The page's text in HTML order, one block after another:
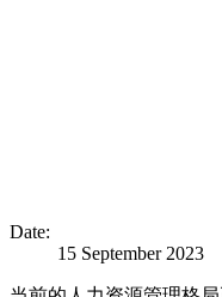
Date:
15 September 2023